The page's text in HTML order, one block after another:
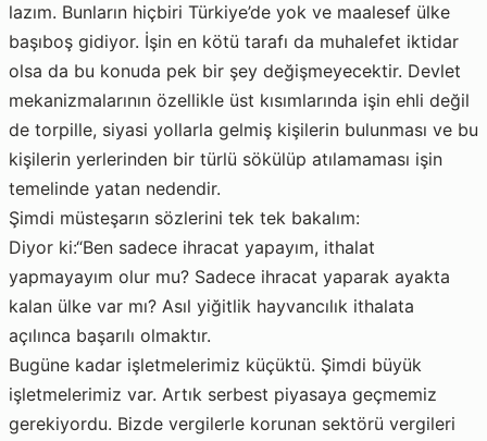
lazım. Bunların hiçbiri Türkiye’de yok ve maalesef ülke
başıboş gidiyor. İşin en kötü tarafı da muhalefet iktidar
olsa da bu konuda pek bir şey değişmeyecektir. Devlet
mekanizmalarının özellikle üst kısımlarında işin ehli değil
de torpille, siyasi yollarla gelmiş kişilerin bulunması ve bu
kişilerin yerlerinden bir türlü sökülüp atılamaması işin
temelinde yatan nedendir.
Şimdi müsteşarın sözlerini tek tek bakalım:
Diyor ki:“Ben sadece ihracat yapayım, ithalat
yapmayayım olur mu? Sadece ihracat yaparak ayakta
kalan ülke var mı? Asıl yiğitlik hayvancılık ithalata
açılınca başarılı olmaktır.
Bugüne kadar işletmelerimiz küçüktü. Şimdi büyük
işletmelerimiz var. Artık serbest piyasaya geçmemiz
gerekiyordu. Bizde vergilerle korunan sektörü vergileri